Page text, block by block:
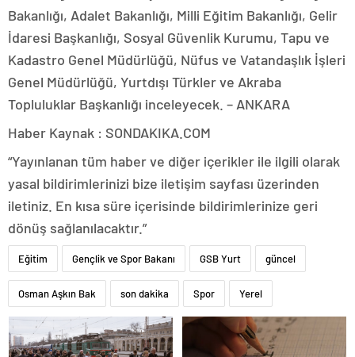
Bakanlığı, Adalet Bakanlığı, Milli Eğitim Bakanlığı, Gelir
İdaresi Başkanlığı, Sosyal Güvenlik Kurumu, Tapu ve
Kadastro Genel Müdürlüğü, Nüfus ve Vatandaşlık İşleri
Genel Müdürlüğü, Yurtdışı Türkler ve Akraba
Topluluklar Başkanlığı inceleyecek. – ANKARA
Haber Kaynak : SONDAKIKA.COM
“Yayınlanan tüm haber ve diğer içerikler ile ilgili olarak
yasal bildirimlerinizi bize iletişim sayfası üzerinden
iletiniz. En kısa süre içerisinde bildirimlerinize geri
dönüş sağlanılacaktır.”
Eğitim Gençlik ve Spor Bakanı GSB Yurt güncel
Osman Aşkın Bak son dakika Spor Yerel